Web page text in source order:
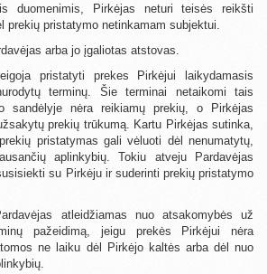
duomenimis, Pirkėjas neturi teisės reikšti
prekių pristatymo netinkamam subjektui.
arba jo įgaliotas atstovas.
pristatyti prekes Pirkėjui laikydamasis
terminų. Šie terminai netaikomi tais
sandėlyje nėra reikiamų prekių, o Pirkėjas
prekių trūkumą. Kartu Pirkėjas sutinka,
pristatymas gali vėluoti dėl nenumatytų,
aplinkybių. Tokiu atveju Pardavėjas
su Pirkėju ir suderinti prekių pristatymo
atleidžiamas nuo atsakomybės už
pažeidimą, jeigu prekės Pirkėjui nėra
ne laiku dėl Pirkėjo kaltės arba dėl nuo